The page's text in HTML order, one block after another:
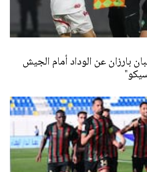
بارزان عن الوداد أمام الجيش